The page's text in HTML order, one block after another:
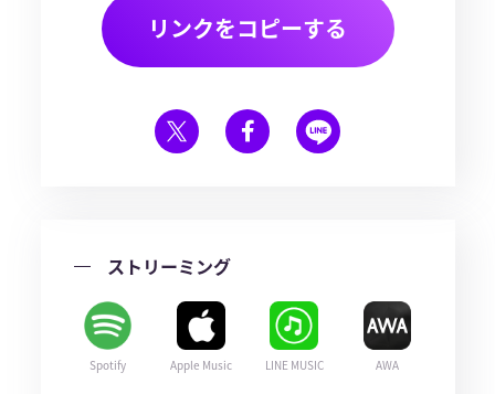
リンクをコピーする
ストリーミング
Spotify Apple Music LINE MUSIC AWA